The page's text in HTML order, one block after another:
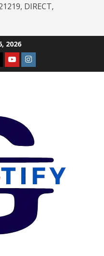
DIRECT,
2026
YoutubeInstagram